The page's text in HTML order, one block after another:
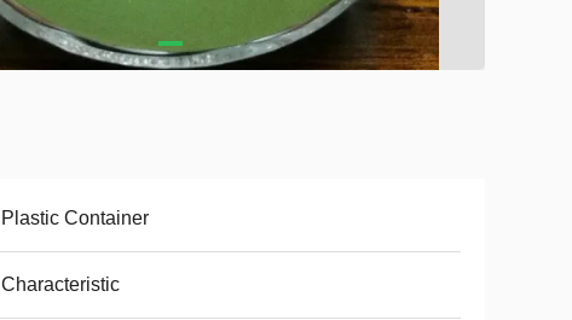
Plastic Container
Characteristic